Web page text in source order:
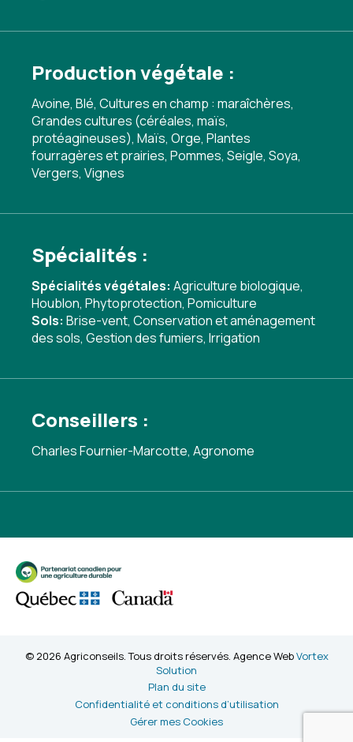
Production végétale :
Avoine, Blé, Cultures en champ : maraîchères,
Grandes cultures (céréales, maïs,
protéagineuses), Maïs, Orge, Plantes
fourragères et prairies, Pommes, Seigle, Soya,
Vergers, Vignes
Spécialités :
Spécialités végétales: Agriculture biologique,
Houblon, Phytoprotection, Pomiculture
Sols: Brise-vent, Conservation et aménagement
des sols, Gestion des fumiers, Irrigation
Conseillers :
Charles Fournier-Marcotte, Agronome
© 2026 Agriconseils. Tous droits réservés. Agence WebVortex
Solution
Plan du site
Confidentialité et conditions d’utilisation
Gérer mes Cookies